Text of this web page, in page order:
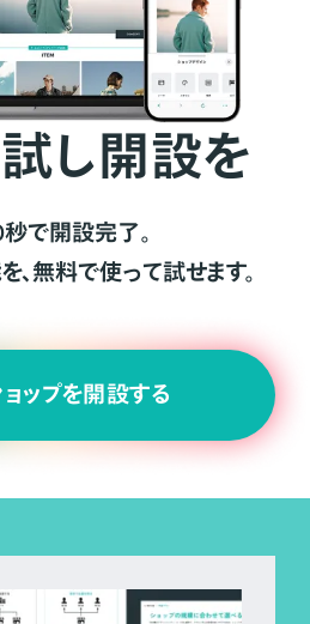
し開設を
で開設完了。
、無料で使って試せます。
ップを開設する